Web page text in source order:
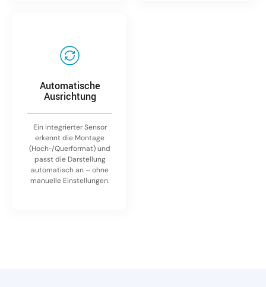
Automatische
Ausrichtung
Ein integrierter Sensor
erkennt die Montage
(Hoch-/Querformat) und
passt die Darstellung
automatisch an – ohne
manuelle Einstellungen.